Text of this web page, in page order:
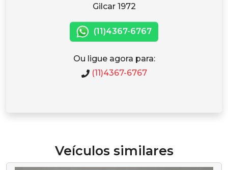
Gilcar 1972
(11)4367-6767
Ou ligue agora para:
(11)4367-6767
Veículos similares